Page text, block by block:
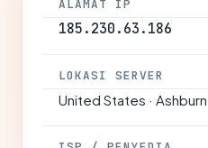
ALAMAT IP
185.230.63.186
LOKASI SERVER
United States · Ashburn